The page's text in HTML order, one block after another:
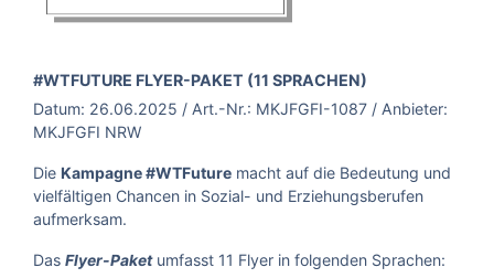
BROSCHÜRE:
#WTFUTURE FLYER-PAKET (11 SPRACHEN)
Datum: 26.06.2025 / Art.-Nr.: MKJFGFI-1087 / Anbieter:
MKJFGFI NRW
Die Kampagne #WTFuture macht auf die Bedeutung und
vielfältigen Chancen in Sozial- und Erziehungsberufen
aufmerksam.
Das Flyer-Paketumfasst 11 Flyer in folgenden Sprachen: